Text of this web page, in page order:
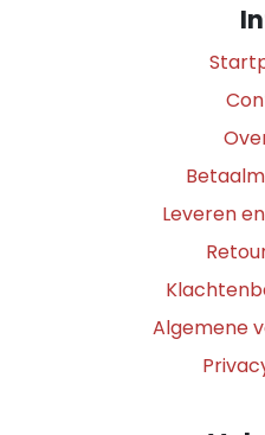
Leveren
Algemene